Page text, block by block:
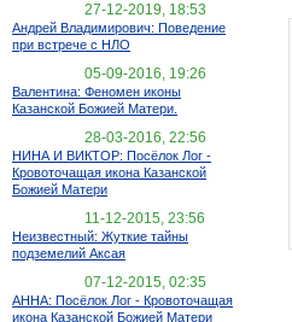
27-12-2019, 18:53
Андрей Владимирович: Поведение
при встрече с НЛО
05-09-2016, 19:26
Валентина: Феномен иконы
Казанской Божией Матери.
28-03-2016, 22:56
НИНА И ВИКТОР: Посёлок Лог -
Кровоточащая икона Казанской
Божией Матери
11-12-2015, 23:56
Неизвестный: Жуткие тайны
подземелий Аксая
07-12-2015, 02:35
АННА: Посёлок Лог - Кровоточащая
икона Казанской Божией Матери